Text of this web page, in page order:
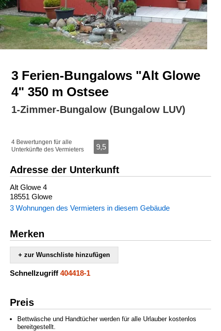
3 Ferien-Bungalows "Alt Glowe
4" 350 m Ostsee
1-Zimmer-Bungalow (Bungalow LUV)
4 Bewertungen für alle
Unterkünfte des Vermieters
9,5
Adresse der Unterkunft
Alt Glowe 4
18551 Glowe
3 Wohnungen des Vermieters in diesem Gebäude
Merken
+ zur Wunschliste hinzufügen
Schnellzugriff 404418-1
Preis
Bettwäsche und Handtücher werden für alle Urlauber kostenlos
bereitgestellt.